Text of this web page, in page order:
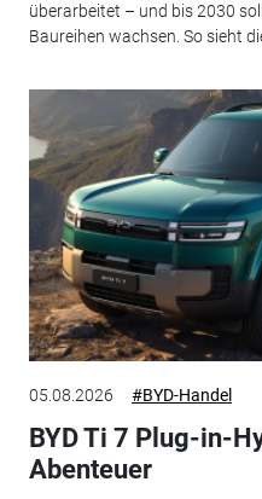
überarbeitet – und bis 2030
Baureihen wachsen. So sieht
05.08.2026 #BYD-Handel
BYD Ti 7 Plug-in-
Abenteuer